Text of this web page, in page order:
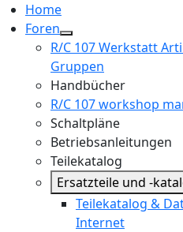
Home
Foren
R/C 107 Werkstatt
Gruppen
Handbücher
R/C 107 workshop
Schaltpläne
Betriebsanleitungen
Teilekatalog
Ersatzteile und -
Teilekatalog &
Internet